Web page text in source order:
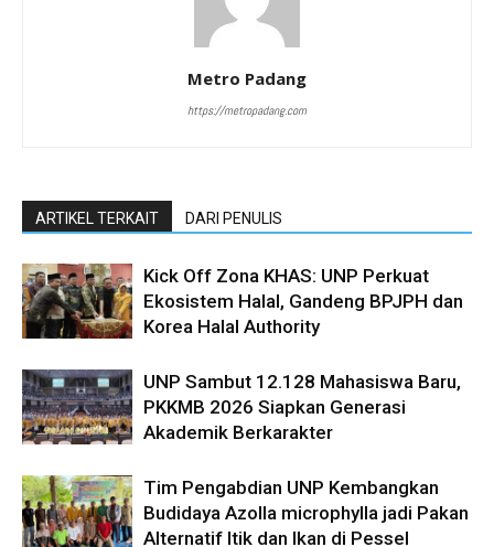
Metro Padang
https://metropadang.com
ARTIKEL TERKAIT DARI PENULIS
Kick Off Zona KHAS: UNP Perkuat
Ekosistem Halal, Gandeng BPJPH dan
Korea Halal Authority
UNP Sambut 12.128 Mahasiswa Baru,
PKKMB 2026 Siapkan Generasi
Akademik Berkarakter
Tim Pengabdian UNP Kembangkan
Budidaya Azolla microphylla jadi Pakan
Alternatif Itik dan Ikan di Pessel